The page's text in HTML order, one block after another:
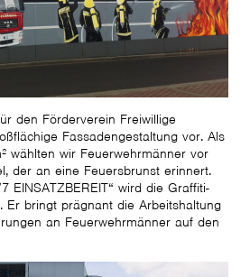
den Förderverein Freiwillige
Fassadengestaltung vor. Als
wählten wir Feuerwehrmänner vor
der an eine Feuersbrunst erinnert.
EINSATZBEREIT“ wird die Graffiti-
Er bringt prägnant die Arbeitshaltung
an Feuerwehrmänner auf den